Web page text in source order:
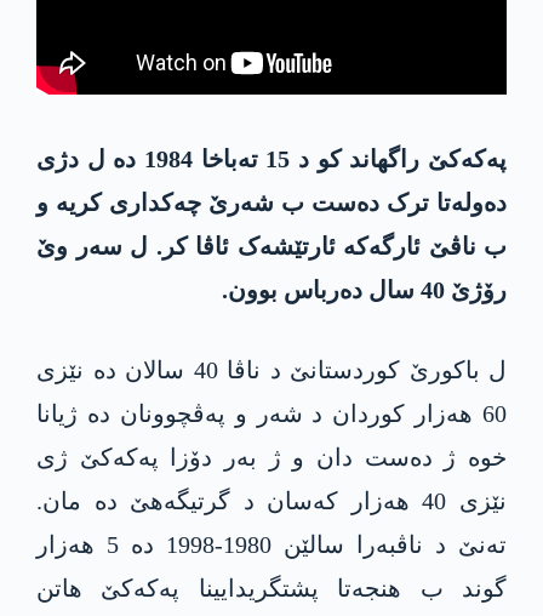
پەکەکێ راگھاند کو د 15 تەباخا 1984 دە ل دژی
دەولەتا ترک دەست ب شەرێ چەکداری کریە و
ب ناڤێ ئارگەکە ئارتێشەک ئاڤا کر. ل سەر وێ
رۆژێ 40 سال دەرباس بوون.
ل باکورێ کوردستانێ د ناڤا 40 سالان دە نێزی
60 ھەزار کوردان د شەر و پەڤچوونان دە ژیانا
خوە ژ دەست دان و ژ بەر دۆزا پەکەکێ ژی
نێزی 40 ھەزار کەسان د گرتیگەھێ دە مان.
تەنێ د ناڤبەرا سالێن 1980-1998 دە 5 ھەزار
گوند ب ھنجەتا پشتگریدایینا پەکەکێ ھاتن